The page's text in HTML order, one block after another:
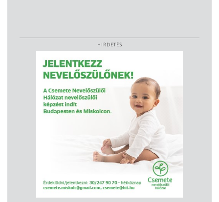
HIRDETÉS